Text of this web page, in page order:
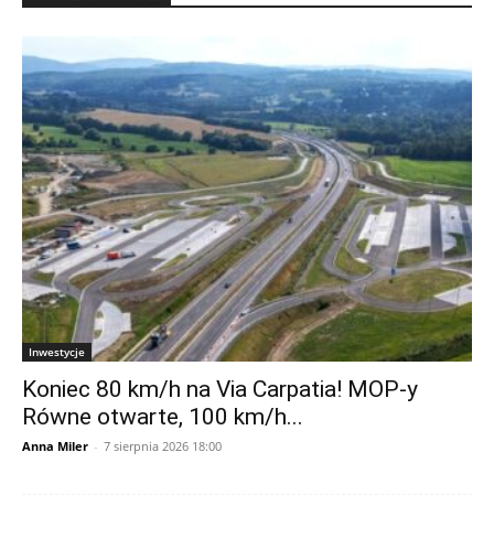
Inwestycje
Koniec 80 km/h na Via Carpatia! MOP-y
Równe otwarte, 100 km/h...
Anna Miler - 7 sierpnia 2026 18:00